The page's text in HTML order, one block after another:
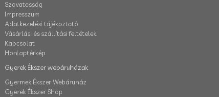
Szavatosság
Impresszum
Adatkezelési tájékoztató
Vásárlási és szállítási feltételek
Kapcsolat
Honlaptérkép
Gyerek Ékszer webáruházak
Gyermek Ékszer Webáruház
Gyerek Ékszer Shop